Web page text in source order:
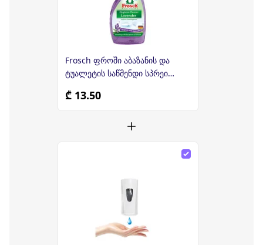
Frosch ფროში აბაზანის და
ტუალეტის საწმენდი სპრეი
₾ 13.50